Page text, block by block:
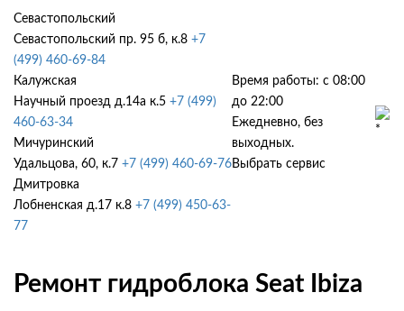
Севастопольский
Севастопольский пр. 95 б, к.8 +7
(499) 460-69-84
Калужская
Научный проезд д.14а к.5 +7 (499)
460-63-34
Мичуринский
Удальцова, 60, к.7 +7 (499) 460-69-76
Дмитровка
Лобненская д.17 к.8 +7 (499) 450-63-
77
Время работы: с 08:00
до 22:00
Ежедневно, без
выходных.
Выбрать сервис
Ремонт гидроблока Seat Ibiza